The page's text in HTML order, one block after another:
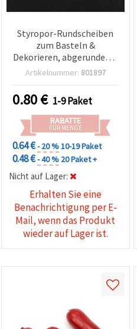
Styropor-Rundscheiben
zum Basteln &
Dekorieren, abgerundet Ø
43 x 9,5 mm, weiß – 10
Artikelnummer: 801897
0.80€ 1-9 Paket
RABATTE
FÜR MENGE
0.64 €- 20 %10-19 Paket
0.48 €- 40 % 20 Paket +
Nicht auf Lager:
Erhalten Sie eine
Benachrichtigung per E-
Mail, wenn das Produkt
wieder auf Lager ist.